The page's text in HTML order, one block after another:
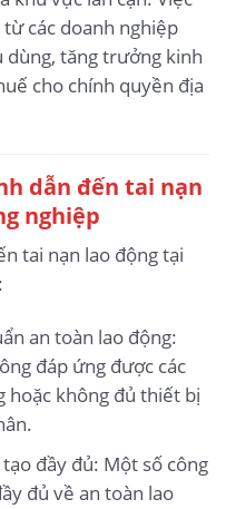
các doanh nghiệp
tăng trưởng kinh
cho chính quyền địa
dẫn đến tai nạn
nghiệp
tai nạn lao động tại
an toàn lao động:
đáp ứng được các
hoặc không đủ thiết bị
đầy đủ: Một số công
đủ về an toàn lao